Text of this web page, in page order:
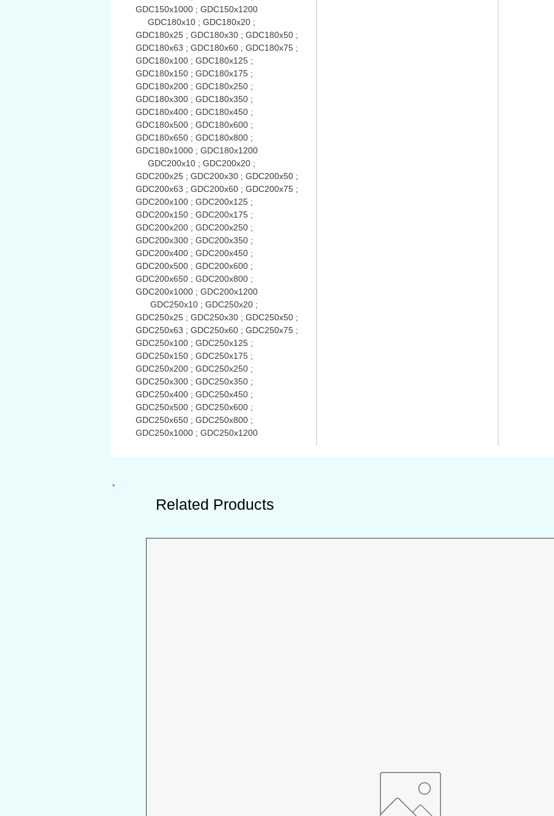
GDC150x1000 ; GDC150x1200
GDC180x10 ; GDC180x20 ;
GDC180x25 ; GDC180x30 ; GDC180x50 ;
GDC180x63 ; GDC180x60 ; GDC180x75 ;
GDC180x100 ; GDC180x125 ;
GDC180x150 ; GDC180x175 ;
GDC180x200 ; GDC180x250 ;
GDC180x300 ; GDC180x350 ;
GDC180x400 ; GDC180x450 ;
GDC180x500 ; GDC180x600 ;
GDC180x650 ; GDC180x800 ;
GDC180x1000 ; GDC180x1200
GDC200x10 ; GDC200x20 ;
GDC200x25 ; GDC200x30 ; GDC200x50 ;
GDC200x63 ; GDC200x60 ; GDC200x75 ;
GDC200x100 ; GDC200x125 ;
GDC200x150 ; GDC200x175 ;
GDC200x200 ; GDC200x250 ;
GDC200x300 ; GDC200x350 ;
GDC200x400 ; GDC200x450 ;
GDC200x500 ; GDC200x600 ;
GDC200x650 ; GDC200x800 ;
GDC200x1000 ; GDC200x1200
GDC250x10 ; GDC250x20 ;
GDC250x25 ; GDC250x30 ; GDC250x50 ;
GDC250x63 ; GDC250x60 ; GDC250x75 ;
GDC250x100 ; GDC250x125 ;
GDC250x150 ; GDC250x175 ;
GDC250x200 ; GDC250x250 ;
GDC250x300 ; GDC250x350 ;
GDC250x400 ; GDC250x450 ;
GDC250x500 ; GDC250x600 ;
GDC250x650 ; GDC250x800 ;
GDC250x1000 ; GDC250x1200
Related Products